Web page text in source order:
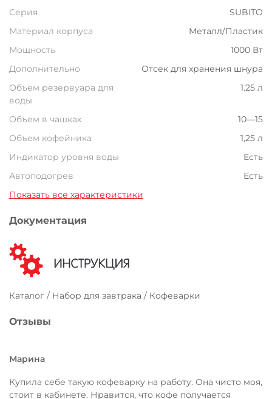
Серия
SUBITO
Материал корпуса
Металл/Пластик
Мощность
1000 Вт
Дополнительно
Отсек для хранения шнура
Объем резервуара для
воды
1.25 л
Объем в чашках
10—15
Объем кофейника
1,25 л
Индикатор уровня воды
Есть
Автоподогрев
Есть
Показать все характеристики
Документация
Каталог / Набор для завтрака / Кофеварки
Отзывы
Марина
Купила себе такую кофеварку на работу. Она чисто моя,
стоит в кабинете. Нравится, что кофе получается